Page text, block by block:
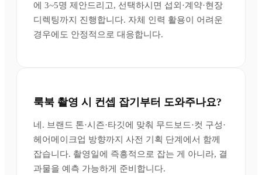
에 3~5명 제안드리고, 선택하시면 섭외·계약·현장
디렉팅까지 진행합니다. 자체 인력 활용이 어려운
경우에도 안정적으로 대응합니다.
룩북 촬영 시 컨셉 잡기부터 도와주나요?
네. 브랜드 톤·시즌·타깃에 맞춰 무드보드·컷 구성·
헤어메이크업 방향까지 사전 기획 단계에서 함께
잡습니다. 촬영일에 즉흥적으로 잡는 게 아니라, 결
과물을 예측 가능하게 준비합니다.